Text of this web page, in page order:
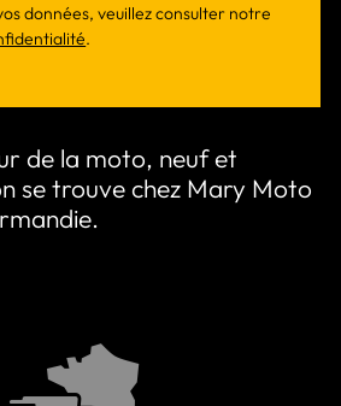
données, veuillez consulter notre
.
de la moto, neuf et
se trouve chez Mary Moto